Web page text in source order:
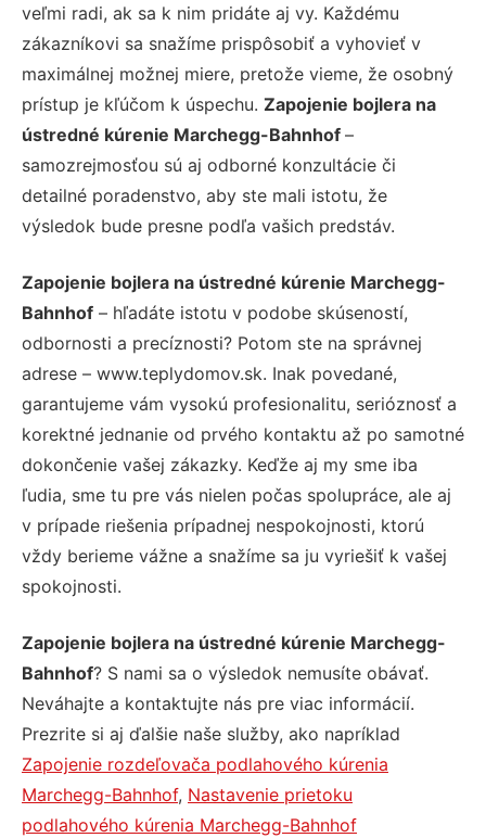
veľmi radi, ak sa k nim pridáte aj vy. Každému
zákazníkovi sa snažíme prispôsobiť a vyhovieť v
maximálnej možnej miere, pretože vieme, že osobný
prístup je kľúčom k úspechu. Zapojenie bojlera na
ústredné kúrenie Marchegg-Bahnhof –
samozrejmosťou sú aj odborné konzultácie či
detailné poradenstvo, aby ste mali istotu, že
výsledok bude presne podľa vašich predstáv.
Zapojenie bojlera na ústredné kúrenie Marchegg-
Bahnhof – hľadáte istotu v podobe skúseností,
odbornosti a precíznosti? Potom ste na správnej
adrese – www.teplydomov.sk. Inak povedané,
garantujeme vám vysokú profesionalitu, serióznosť a
korektné jednanie od prvého kontaktu až po samotné
dokončenie vašej zákazky. Keďže aj my sme iba
ľudia, sme tu pre vás nielen počas spolupráce, ale aj
v prípade riešenia prípadnej nespokojnosti, ktorú
vždy berieme vážne a snažíme sa ju vyriešiť k vašej
spokojnosti.
Zapojenie bojlera na ústredné kúrenie Marchegg-
Bahnhof? S nami sa o výsledok nemusíte obávať.
Neváhajte a kontaktujte nás pre viac informácií.
Prezrite si aj ďalšie naše služby, ako napríklad
Zapojenie rozdeľovača podlahového kúrenia
Marchegg-Bahnhof, Nastavenie prietoku
podlahového kúrenia Marchegg-Bahnhof